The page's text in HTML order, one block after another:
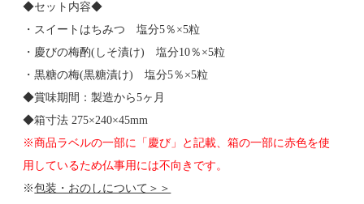
◆セット内容◆
・スイートはちみつ 塩分5％×5粒
・慶びの梅酌(しそ漬け) 塩分10％×5粒
・黒糖の梅(黒糖漬け) 塩分5％×5粒
◆賞味期間：製造から5ヶ月
◆箱寸法 275×240×45mm
※商品ラベルの一部に「慶び」と記載、箱の一部に赤色を使
用しているため仏事用には不向きです。
※包装・おのしについて＞＞